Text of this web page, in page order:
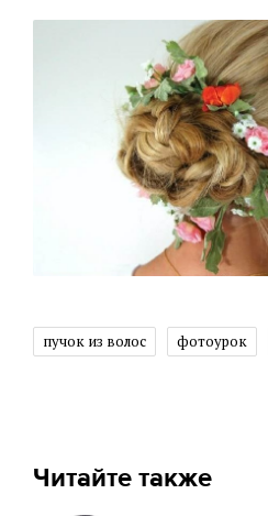
пучок из волос фотоурок
Читайте также